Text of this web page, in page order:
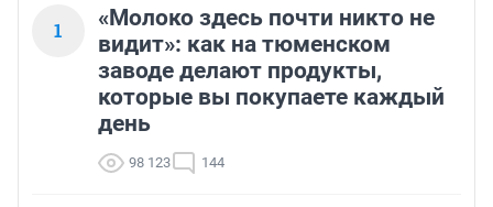
1
«Молоко здесь почти никто не
видит»: как на тюменском
заводе делают продукты,
которые вы покупаете каждый
день
98 123 144